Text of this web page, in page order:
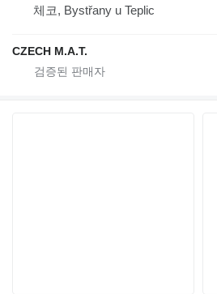
체코, Bystřany u Teplic
CZECH M.A.T.